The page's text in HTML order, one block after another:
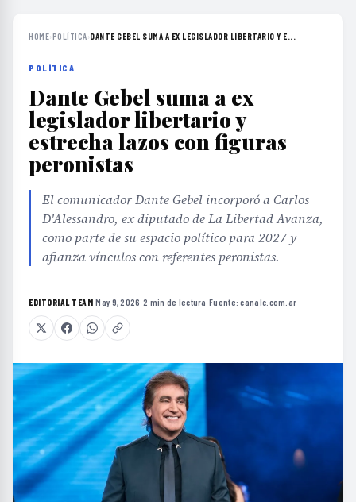
HOME›POLÍTICA›DANTE GEBEL SUMA A EX LEGISLADOR LIBERTARIO Y E...
POLÍTICA
Dante Gebel suma a ex
legislador libertario y
estrecha lazos con figuras
peronistas
El comunicador Dante Gebel incorporó a Carlos
D'Alessandro, ex diputado de La Libertad Avanza,
como parte de su espacio político para 2027 y
afianza vínculos con referentes peronistas.
EDITORIAL TEAM·May 9, 2026 ·2 min de lectura ·Fuente:canalc.com.ar